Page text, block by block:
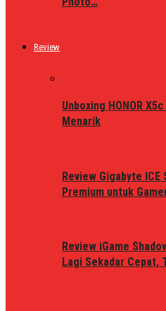
Review
Unboxing HONOR
Menarik
Review Gigabyte ICE
Premium untuk
Review iGame
Lagi Sekadar Cepat,